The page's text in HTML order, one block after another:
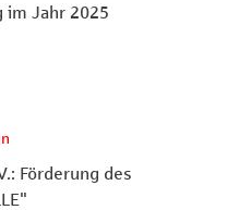
im Jahr 2025
Förderung des